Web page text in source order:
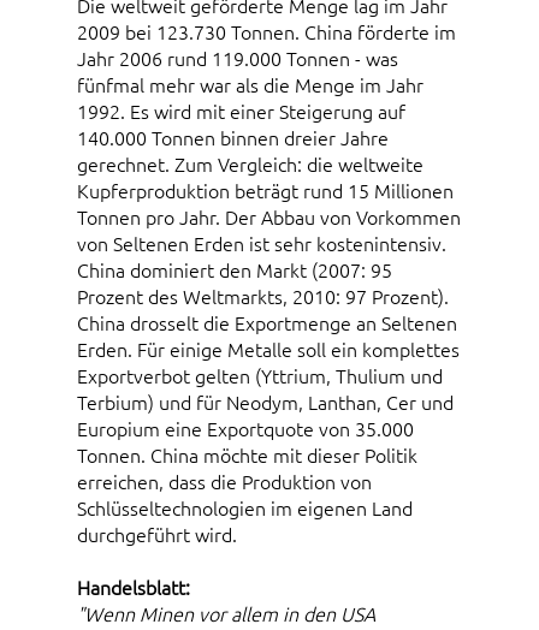
2009 bei 123.730 Tonnen. China förderte im
Jahr 2006 rund 119.000 Tonnen - was
fünfmal mehr war als die Menge im Jahr
1992. Es wird mit einer Steigerung auf
140.000 Tonnen binnen dreier Jahre
gerechnet. Zum Vergleich: die weltweite
Kupferproduktion beträgt rund 15 Millionen
Tonnen pro Jahr. Der Abbau von Vorkommen
von Seltenen Erden ist sehr kostenintensiv.
China dominiert den Markt (2007: 95
Prozent des Weltmarkts, 2010: 97 Prozent).
China drosselt die Exportmenge an Seltenen
Erden. Für einige Metalle soll ein komplettes
Exportverbot gelten (Yttrium, Thulium und
Terbium) und für Neodym, Lanthan, Cer und
Europium eine Exportquote von 35.000
Tonnen. China möchte mit dieser Politik
erreichen, dass die Produktion von
Schlüsseltechnologien im eigenen Land
durchgeführt wird.
Handelsblatt:
"Wenn Minen vor allem in den USA